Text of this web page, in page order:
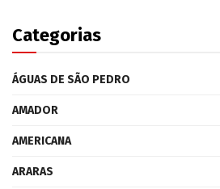
Categorias
ÁGUAS DE SÃO PEDRO
AMADOR
AMERICANA
ARARAS